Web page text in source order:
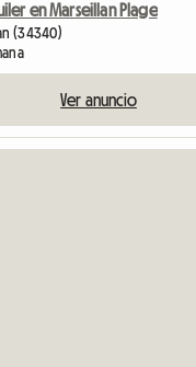
en Marseillan Plage
(34340)
Ver anuncio